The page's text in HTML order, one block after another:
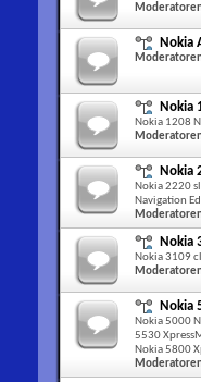
Nokia
Nokia
Nokia 1208
Nokia
Nokia 2220
Navigation
Nokia
Nokia 3109
Nokia
Nokia 5000
5530
Nokia 5800